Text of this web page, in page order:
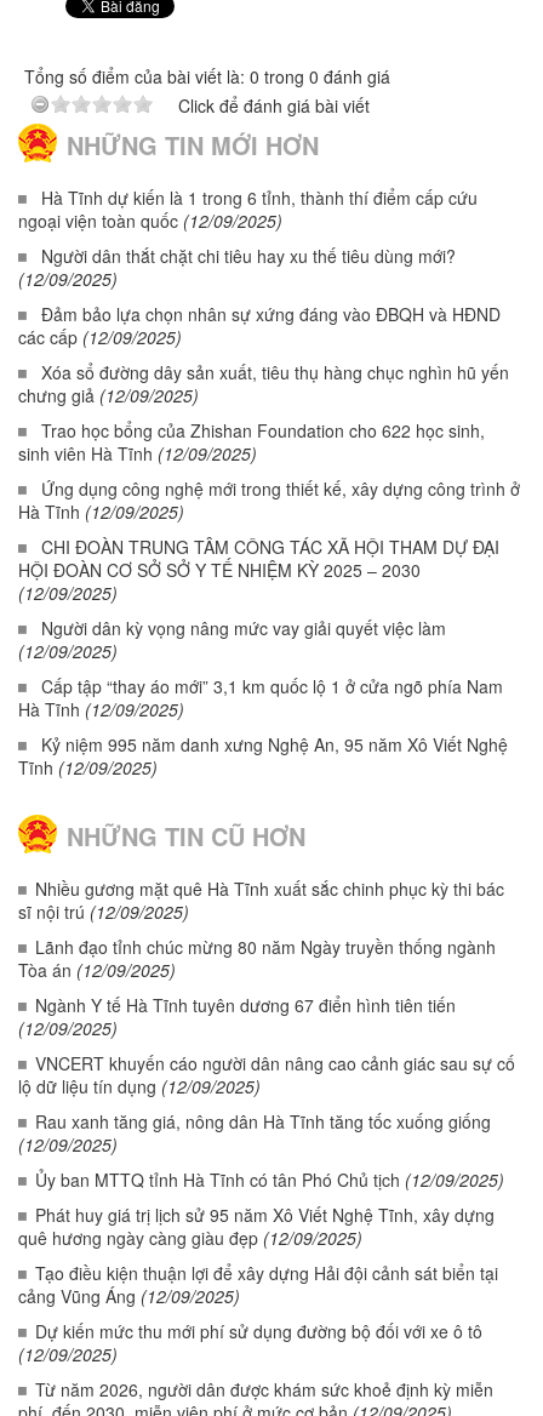
Tổng số điểm của bài viết là: 0 trong 0 đánh giá
Click để đánh giá bài viết
NHỮNG TIN MỚI HƠN
Hà Tĩnh dự kiến là 1 trong 6 tỉnh, thành thí điểm cấp cứu
ngoại viện toàn quốc (12/09/2025)
Người dân thắt chặt chi tiêu hay xu thế tiêu dùng mới?
(12/09/2025)
Đảm bảo lựa chọn nhân sự xứng đáng vào ĐBQH và HĐND
các cấp (12/09/2025)
Xóa sổ đường dây sản xuất, tiêu thụ hàng chục nghìn hũ yến
chưng giả (12/09/2025)
Trao học bổng của Zhishan Foundation cho 622 học sinh,
sinh viên Hà Tĩnh (12/09/2025)
Ứng dụng công nghệ mới trong thiết kế, xây dựng công trình ở
Hà Tĩnh (12/09/2025)
CHI ĐOÀN TRUNG TÂM CÔNG TÁC XÃ HỘI THAM DỰ ĐẠI
HỘI ĐOÀN CƠ SỞ SỞ Y TẾ NHIỆM KỲ 2025 – 2030
(12/09/2025)
Người dân kỳ vọng nâng mức vay giải quyết việc làm
(12/09/2025)
Cấp tập “thay áo mới” 3,1 km quốc lộ 1 ở cửa ngõ phía Nam
Hà Tĩnh (12/09/2025)
Kỷ niệm 995 năm danh xưng Nghệ An, 95 năm Xô Viết Nghệ
Tĩnh (12/09/2025)
NHỮNG TIN CŨ HƠN
Nhiều gương mặt quê Hà Tĩnh xuất sắc chinh phục kỳ thi bác
sĩ nội trú (12/09/2025)
Lãnh đạo tỉnh chúc mừng 80 năm Ngày truyền thống ngành
Tòa án (12/09/2025)
Ngành Y tế Hà Tĩnh tuyên dương 67 điển hình tiên tiến
(12/09/2025)
VNCERT khuyến cáo người dân nâng cao cảnh giác sau sự cố
lộ dữ liệu tín dụng (12/09/2025)
Rau xanh tăng giá, nông dân Hà Tĩnh tăng tốc xuống giống
(12/09/2025)
Ủy ban MTTQ tỉnh Hà Tĩnh có tân Phó Chủ tịch (12/09/2025)
Phát huy giá trị lịch sử 95 năm Xô Viết Nghệ Tĩnh, xây dựng
quê hương ngày càng giàu đẹp (12/09/2025)
Tạo điều kiện thuận lợi để xây dựng Hải đội cảnh sát biển tại
cảng Vũng Áng (12/09/2025)
Dự kiến mức thu mới phí sử dụng đường bộ đối với xe ô tô
(12/09/2025)
Từ năm 2026, người dân được khám sức khoẻ định kỳ miễn